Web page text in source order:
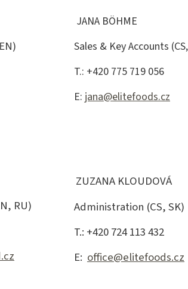
JANA BÖHME
Sales & Key Accounts
T.: +420 775 719 056
E: jana@elitefoods.cz
RU)
ZUZANA KLOUDOVÁ
Administration (CS, SK)
T.: +420 724 113 432
E: office@elitefoods.cz